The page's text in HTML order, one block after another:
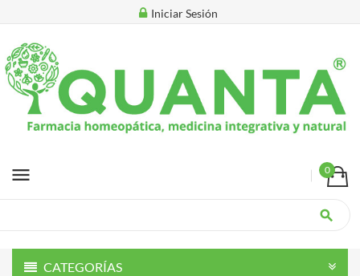
Iniciar Sesión
menu 0
search
CATEGORÍAS